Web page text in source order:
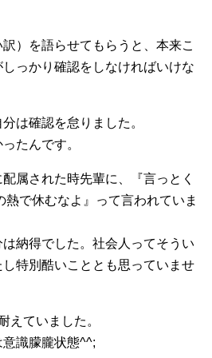
）を語らせてもらうと、本来こ
っかり確認をしなければいけな
は確認を怠りました。
たんです。
属された時先輩に、『言っとく
で休むなよ』って言われていま
納得でした。社会人ってそうい
特別酷いこととも思っていませ
えていました。
識朦朧状態^^;